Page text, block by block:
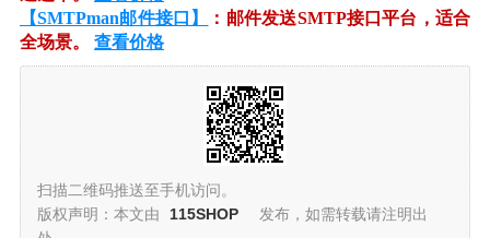
【SMTPman邮件接口】
：邮件发送SMTP接口平台，适合
全场景。 查看价格
扫描二维码推送至手机访问。
版权声明：本文由
115SHOP
发布，如需转载请注明出